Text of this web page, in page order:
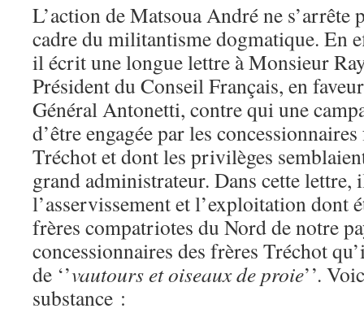
L’action de Matsoua André ne s’arrête
cadre du militantisme dogmatique. En
il écrit une longue lettre à Monsieur
Président du Conseil Français, en
Général Antonetti, contre qui une
d’être engagée par les
Tréchot et dont les privilèges
grand administrateur. Dans cette lettre,
l’asservissement et l’exploitation dont
frères compatriotes du Nord de notre
concessionnaires des frères Tréchot
de ‘’vautours et oiseaux de proie’’.
substance :